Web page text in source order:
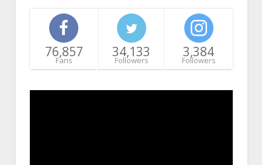
76,857
Fans
34,133
Followers
3,384
Followers